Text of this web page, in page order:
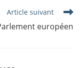
Article suivant
européen